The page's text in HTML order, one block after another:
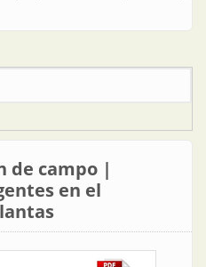
de campo |
en el